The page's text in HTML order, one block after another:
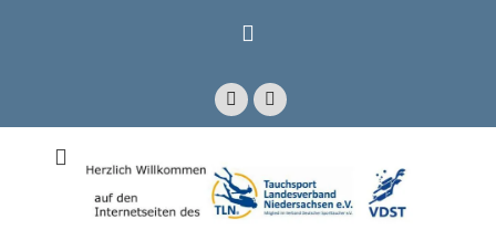
FacebookE-
Mail
Tauchsport
Landesverband